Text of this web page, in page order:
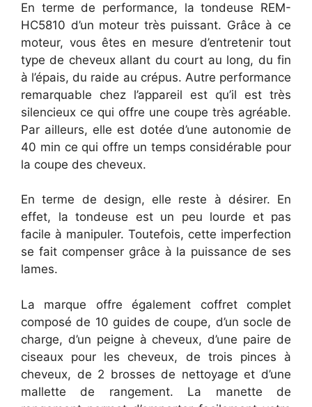
En terme de performance, la tondeuse REM-
HC5810 d’un moteur très puissant. Grâce à ce
moteur, vous êtes en mesure d’entretenir tout
type de cheveux allant du court au long, du fin
à l’épais, du raide au crépus. Autre performance
remarquable chez l’appareil est qu’il est très
silencieux ce qui offre une coupe très agréable.
Par ailleurs, elle est dotée d’une autonomie de
40 min ce qui offre un temps considérable pour
la coupe des cheveux.
En terme de design, elle reste à désirer. En
effet, la tondeuse est un peu lourde et pas
facile à manipuler. Toutefois, cette imperfection
se fait compenser grâce à la puissance de ses
lames.
La marque offre également coffret complet
composé de 10 guides de coupe, d’un socle de
charge, d’un peigne à cheveux, d’une paire de
ciseaux pour les cheveux, de trois pinces à
cheveux, de 2 brosses de nettoyage et d’une
mallette de rangement. La manette de